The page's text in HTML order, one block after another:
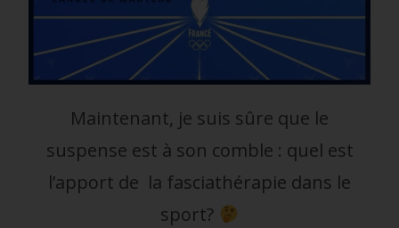
Maintenant, je suis sûre que le
suspense est à son comble : quel est
l’apport de la fasciathérapie dans le
sport?